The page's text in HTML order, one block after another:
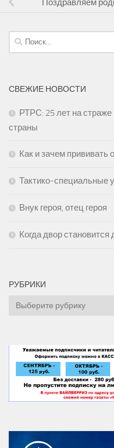
Поздравляем
Найти:
СВЕЖИЕ НОВОСТИ
РТРС: 25 лет на
страны
Как и зачем прививать
Тактико-специальные
Внук героя, отец героя
Когда двор
РУБРИКИ
Рубрики